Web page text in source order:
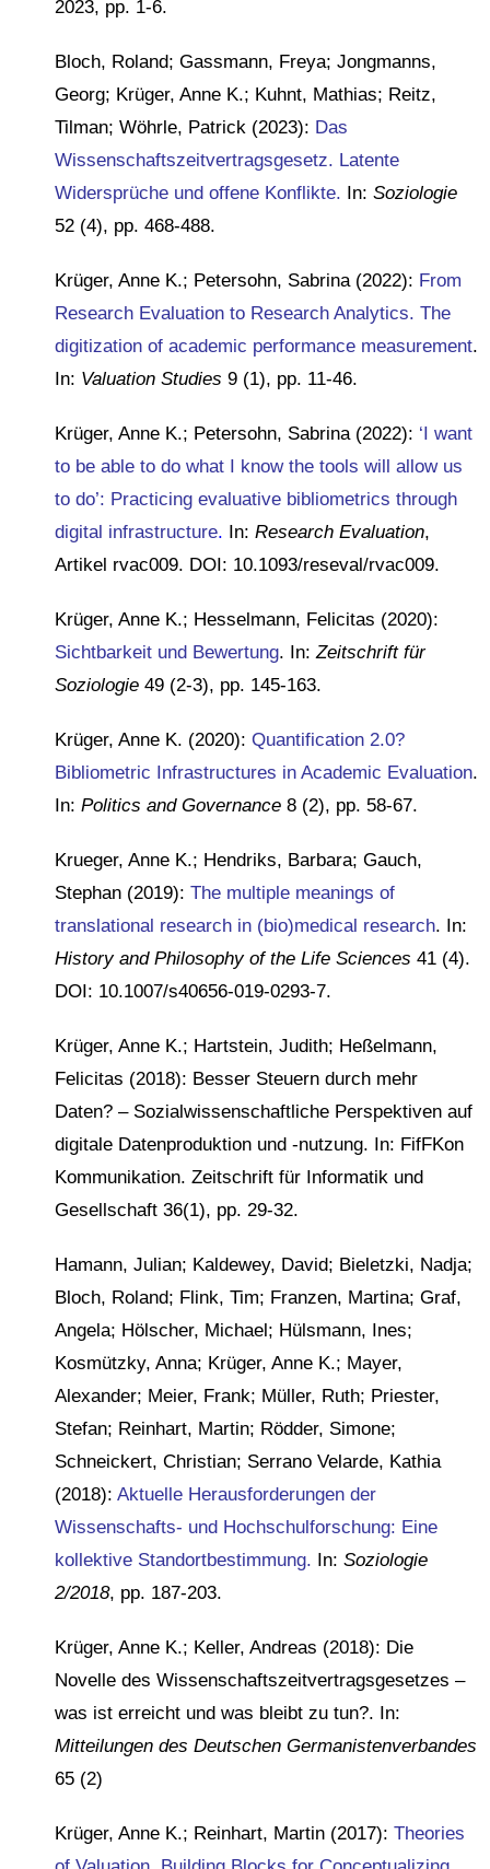
2023, pp. 1-6.
Bloch, Roland; Gassmann, Freya; Jongmanns,
Georg; Krüger, Anne K.; Kuhnt, Mathias; Reitz,
Tilman; Wöhrle, Patrick (2023): Das
Wissenschaftszeitvertragsgesetz. Latente
Widersprüche und offene Konflikte. In: Soziologie
52 (4), pp. 468-488.
Krüger, Anne K.; Petersohn, Sabrina (2022): From
Research Evaluation to Research Analytics. The
digitization of academic performance measurement.
In: Valuation Studies 9 (1), pp. 11-46.
Krüger, Anne K.; Petersohn, Sabrina (2022): ‘I want
to be able to do what I know the tools will allow us
to do’: Practicing evaluative bibliometrics through
digital infrastructure. In: Research Evaluation,
Artikel rvac009. DOI: 10.1093/reseval/rvac009.
Krüger, Anne K.; Hesselmann, Felicitas (2020):
Sichtbarkeit und Bewertung. In:Zeitschrift für
Soziologie 49 (2-3), pp. 145-163.
Krüger, Anne K. (2020): Quantification 2.0?
Bibliometric Infrastructures in Academic Evaluation.
In: Politics and Governance 8 (2), pp. 58-67.
Krueger, Anne K.; Hendriks, Barbara; Gauch,
Stephan (2019): The multiple meanings of
translational research in (bio)medical research. In:
History and Philosophy of the Life Sciences 41 (4).
DOI: 10.1007/s40656-019-0293-7.
Krüger, Anne K.; Hartstein, Judith; Heßelmann,
Felicitas (2018): Besser Steuern durch mehr
Daten? – Sozialwissenschaftliche Perspektiven auf
digitale Datenproduktion und -nutzung. In: FifFKon
Kommunikation. Zeitschrift für Informatik und
Gesellschaft 36(1), pp. 29-32.
Hamann, Julian; Kaldewey, David; Bieletzki, Nadja;
Bloch, Roland; Flink, Tim; Franzen, Martina; Graf,
Angela; Hölscher, Michael; Hülsmann, Ines;
Kosmützky, Anna; Krüger, Anne K.; Mayer,
Alexander; Meier, Frank; Müller, Ruth; Priester,
Stefan; Reinhart, Martin; Rödder, Simone;
Schneickert, Christian; Serrano Velarde, Kathia
(2018): Aktuelle Herausforderungen der
Wissenschafts- und Hochschulforschung: Eine
kollektive Standortbestimmung. In: Soziologie
2/2018, pp. 187-203.
Krüger, Anne K.; Keller, Andreas (2018): Die
Novelle des Wissenschaftszeitvertragsgesetzes –
was ist erreicht und was bleibt zu tun?. In:
Mitteilungen des Deutschen Germanistenverbandes
65 (2)
Krüger, Anne K.; Reinhart, Martin (2017): Theories